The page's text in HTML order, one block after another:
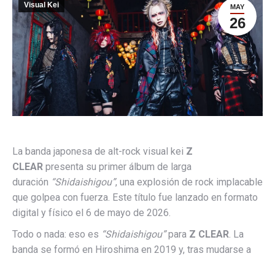
MAY
26
Visual Kei
La banda japonesa de alt-rock visual kei Z
CLEAR presenta su primer álbum de larga
duración “Shidaishigou”, una explosión de rock implacable
que golpea con fuerza. Este título fue lanzado en formato
digital y físico el 6 de mayo de 2026.
Todo o nada: eso es “Shidaishigou”para Z CLEAR. La
banda se formó en Hiroshima en 2019 y, tras mudarse a